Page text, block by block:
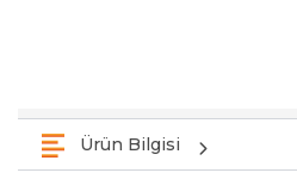
Ürün Bilgisi